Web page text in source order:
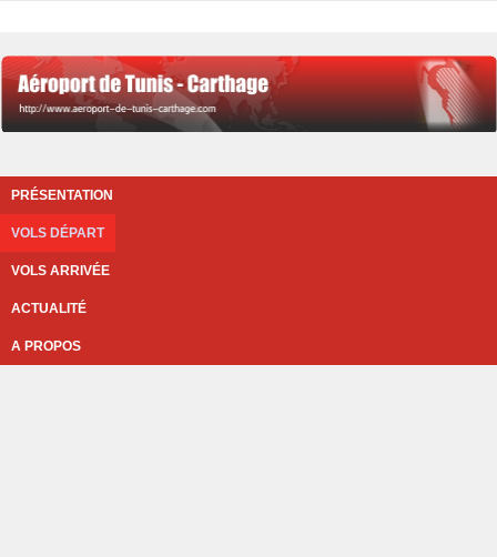
PRÉSENTATION
VOLS DÉPART
VOLS ARRIVÉE
ACTUALITÉ
A PROPOS